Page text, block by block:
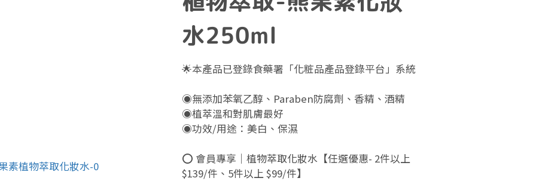
水250ml
🌟本產品已登錄食藥署「化粧品產品登錄平台」系統
◉無添加苯氧乙醇、Paraben防腐劑、香精、酒精
◉植萃溫和對肌膚最好
◉功效/用途：美白、保濕
⭕ 會員專享｜植物萃取化妝水【任選優惠- 2件以上
$139/件、5件以上 $99/件】